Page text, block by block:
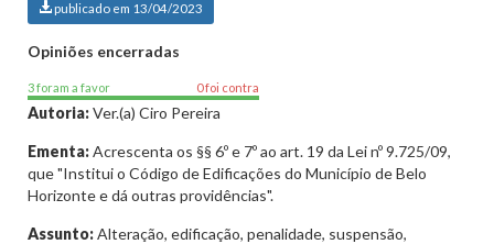
publicado em 13/04/2023
Opiniões encerradas
3 foram a favor 0 foi contra
Autoria:Ver.(a) Ciro Pereira
Ementa:Acrescenta os §§ 6º e 7º ao art. 19 da Lei nº 9.725/09,
que "Institui o Código de Edificações do Município de Belo
Horizonte e dá outras providências".
Assunto:Alteração, edificação, penalidade, suspensão,